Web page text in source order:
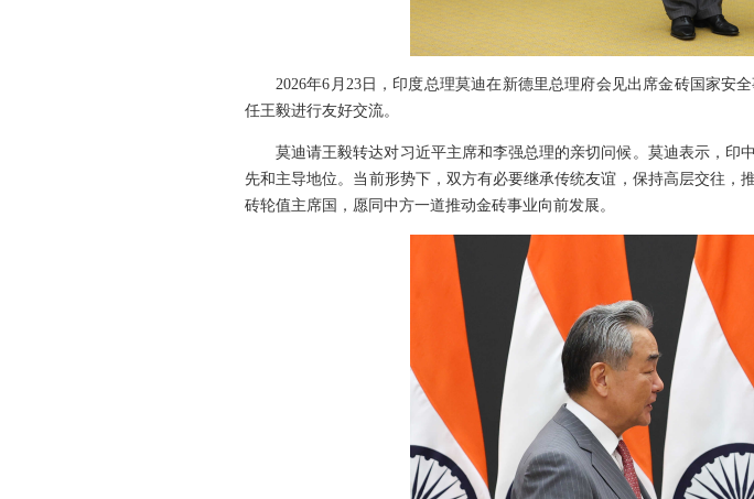
2026年6月23日，印度总理莫迪在新德里总理府会见出席金砖国家安
任王毅进行友好交流。
莫迪请王毅转达对习近平主席和李强总理的亲切问候。莫迪表示，印
先和主导地位。当前形势下，双方有必要继承传统友谊，保持高层交往
砖轮值主席国，愿同中方一道推动金砖事业向前发展。